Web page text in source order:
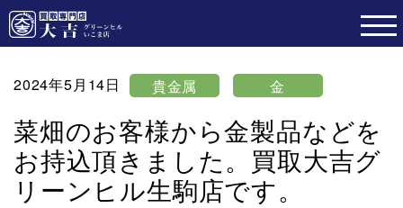
2024年5月14日 貴金属 金
菜畑のお客様から金製品などを
お持込頂きました。買取大吉グ
リーンヒル生駒店です。